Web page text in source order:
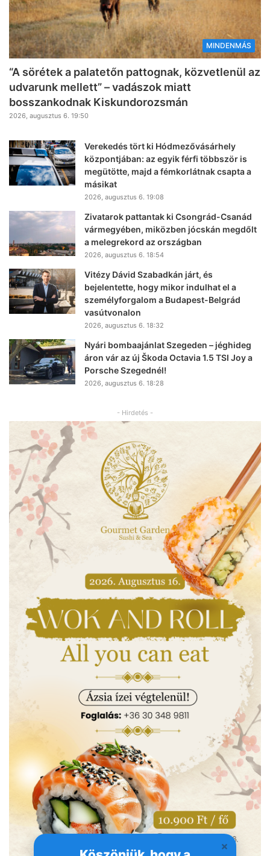
MINDENMÁS
“A sörétek a palatetőn pattognak, közvetlenül az
udvarunk mellett” – vadászok miatt
bosszankodnak Kiskundorozsmán
2026, augusztus 6. 19:50
Verekedés tört ki Hódmezővásárhely
központjában: az egyik férfi többször is
megütötte, majd a fémkorlátnak csapta a
másikat
2026, augusztus 6. 19:08
Zivatarok pattantak ki Csongrád-Csanád
vármegyében, miközben jócskán megdőlt
a melegrekord az országban
2026, augusztus 6. 18:54
Vitézy Dávid Szabadkán járt, és
bejelentette, hogy mikor indulhat el a
személyforgalom a Budapest-Belgrád
vasútvonalon
2026, augusztus 6. 18:32
Nyári bombaajánlat Szegeden – jéghideg
áron vár az új Škoda Octavia 1.5 TSI Joy a
Porsche Szegednél!
2026, augusztus 6. 18:28
- Hirdetés -